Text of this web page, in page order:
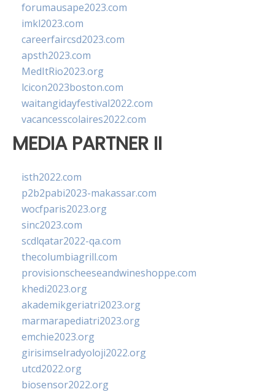
forumausape2023.com
imkl2023.com
careerfaircsd2023.com
apsth2023.com
MedItRio2023.org
lcicon2023boston.com
waitangidayfestival2022.com
vacancesscolaires2022.com
MEDIA PARTNER II
isth2022.com
p2b2pabi2023-makassar.com
wocfparis2023.org
sinc2023.com
scdlqatar2022-qa.com
thecolumbiagrill.com
provisionscheeseandwineshoppe.com
khedi2023.org
akademikgeriatri2023.org
marmarapediatri2023.org
emchie2023.org
girisimselradyoloji2022.org
utcd2022.org
biosensor2022.org